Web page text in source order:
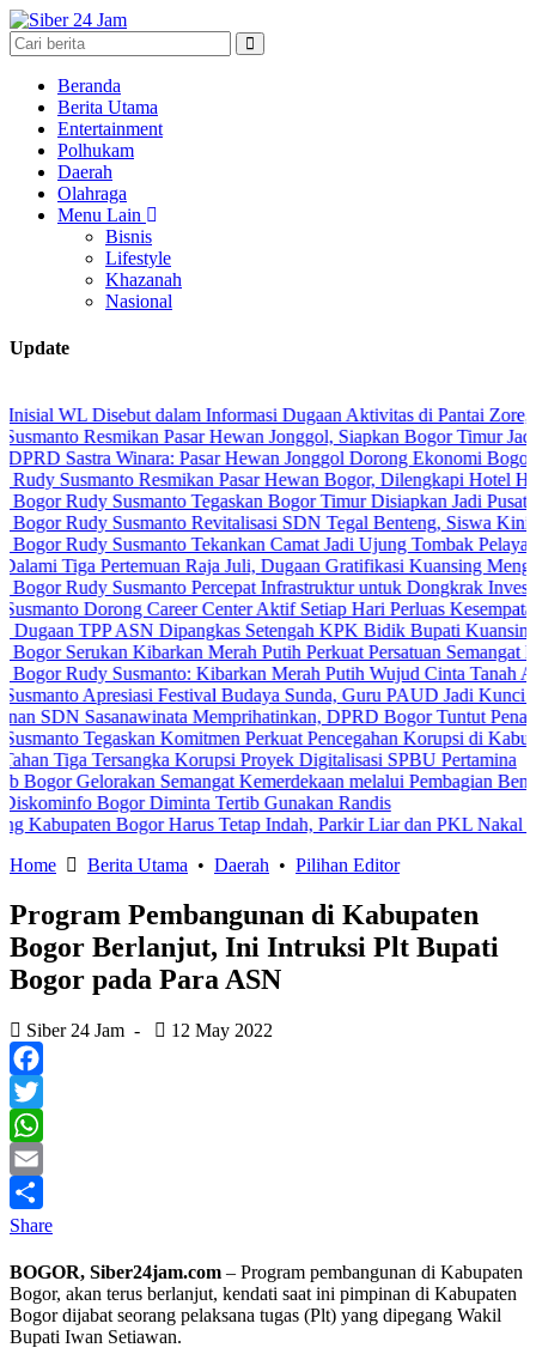
Beranda
Berita Utama
Entertainment
Polhukam
Daerah
Olahraga
Menu Lain
Bisnis
Lifestyle
Khazanah
Nasional
Update
Disebut dalam Informasi Dugaan Aktivitas di Pantai Zore, Bea
Pasar Hewan Jonggol, Siapkan Bogor Timur Jadi Pusat
Winara: Pasar Hewan Jonggol Dorong Ekonomi Bogor Timur
Resmikan Pasar Hewan Bogor, Dilengkapi Hotel Hewan dan
Susmanto Tegaskan Bogor Timur Disiapkan Jadi Pusat
Susmanto Revitalisasi SDN Tegal Benteng, Siswa Kini Belajar
Susmanto Tekankan Camat Jadi Ujung Tombak Pelayanan
Pertemuan Raja Juli, Dugaan Gratifikasi Kuansing Menguat
Susmanto Percepat Infrastruktur untuk Dongkrak Investasi
Career Center Aktif Setiap Hari Perluas Kesempatan Kerja
ASN Dipangkas Setengah KPK Bidik Bupati Kuansing
Kibarkan Merah Putih Perkuat Persatuan Semangat
Susmanto: Kibarkan Merah Putih Wujud Cinta Tanah Air
Festival Budaya Sunda, Guru PAUD Jadi Kunci
Memprihatinkan, DPRD Bogor Tuntut Penanganan
Komitmen Perkuat Pencegahan Korupsi di Kabupaten
Tersangka Korupsi Proyek Digitalisasi SPBU Pertamina
Semangat Kemerdekaan melalui Pembagian Bendera
Bogor Diminta Tertib Gunakan Randis
Bogor Harus Tetap Indah, Parkir Liar dan PKL Nakal Wajib
Home
Berita Utama • Daerah • Pilihan Editor
Program Pembangunan di Kabupaten
Bogor Berlanjut, Ini Intruksi Plt Bupati
Bogor pada Para ASN
Siber 24 Jam - 12 May 2022
Facebook
Twitter
WhatsApp
Email
Share
BOGOR, Siber24jam.com – Program pembangunan di Kabupaten
Bogor, akan terus berlanjut, kendati saat ini pimpinan di Kabupaten
Bogor dijabat seorang pelaksana tugas (Plt) yang dipegang Wakil
Bupati Iwan Setiawan.